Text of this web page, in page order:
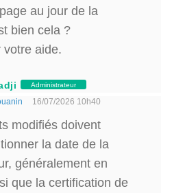
au jour de la
bien cela ?
votre aide.
Administrateur
16/07/2026 10h40
modifiés doivent
la date de la
généralement en
que la certification de